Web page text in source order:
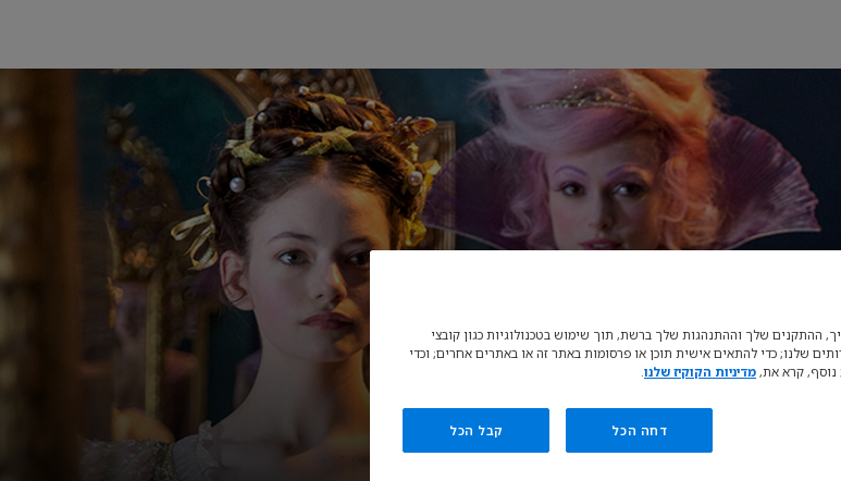
ההתקנים שלך וההתנהגות שלך ברשת, תוך שימוש בטכנולוגיות כגון קובצי
שלנו; כדי להתאים אישית תוכן או פרסומות באתר זה או באתרים אחרים; וכדי
נוסף, קרא את, מדיניות הקוקיז שלנו
דחה הכל קבל הכל